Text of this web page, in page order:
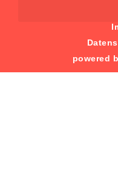
powered